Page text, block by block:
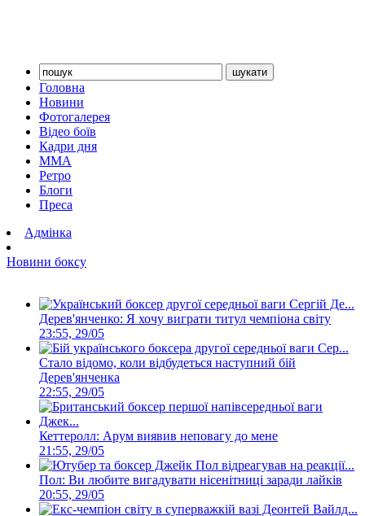
Головна
Новини
Фотогалерея
Відео боїв
Кадри дня
ММА
Ретро
Блоги
Преса
Адмінка
Новини боксу
Дерев'янченко: Я хочу виграти титул чемпіона світу
23:55, 29/05
Стало відомо, коли відбудеться наступний бій
Дерев'янченка
22:55, 29/05
Кеттеролл: Арум виявив неповагу до мене
21:55, 29/05
Пол: Ви любите вигадувати нісенітниці заради лайків
20:55, 29/05